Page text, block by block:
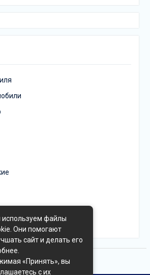
файлы
Они помогают
сайт и делать его
«Принять», вы
с их